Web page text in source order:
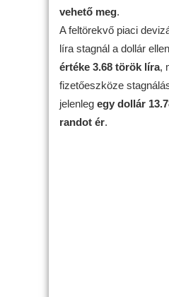
vehető meg.
A feltörekvő piaci
líra stagnál a dollár
értéke 3.68 török líra,
fizetőeszköze
jelenleg egy dollár
randot ér.